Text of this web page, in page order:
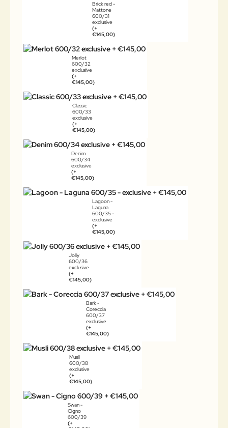
Brick red -
Mattone
600/31
exclusive
(+
€145,00)
Merlot
600/32
exclusive
(+
€145,00)
Classic
600/33
exclusive
(+
€145,00)
Denim
600/34
exclusive
(+
€145,00)
Lagoon -
Laguna
600/35 -
exclusive
(+
€145,00)
Jolly
600/36
exclusive
(+
€145,00)
Bark -
Coreccia
600/37
exclusive
(+
€145,00)
Musli
600/38
exclusive
(+
€145,00)
Swan -
Cigno
600/39
(+